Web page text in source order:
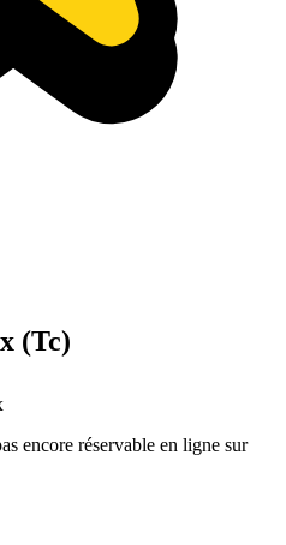
(Tc)
encore réservable en ligne sur